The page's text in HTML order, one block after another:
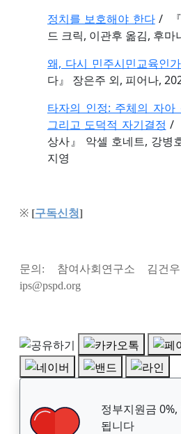
정치를 보호해야 한다/ 『
드 크릭, 이관후 옮김, 후마
왜, 다시 민주시민교육인
다』 장은주 외, 피어나,
타자의 인정: 주체의 자아
그리고 도덕적 자기결정 /
상사』 악셀 호네트, 강병
지영
※ [구독신청]
문의: 참여사회연구소 김건
ips@pspd.org
정부지원금
됩니다